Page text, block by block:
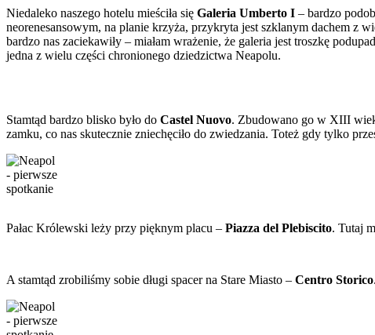
Niedaleko naszego hotelu mieściła się Galeria Umberto I – bardzo
neorenesansowym, na planie krzyża, przykryta jest szklanym dachem z
bardzo nas zaciekawiły – miałam wrażenie, że galeria jest troszkę
jedna z wielu części chronionego dziedzictwa Neapolu.
Stamtąd bardzo blisko było do Castel Nuovo. Zbudowano go w XIII
zamku, co nas skutecznie zniechęciło do zwiedzania. Toteż gdy tylko
Pałac Królewski leży przy pięknym placu – Piazza del Plebiscito. Tutaj
A stamtąd zrobiliśmy sobie długi spacer na Stare Miasto – Centro Storico